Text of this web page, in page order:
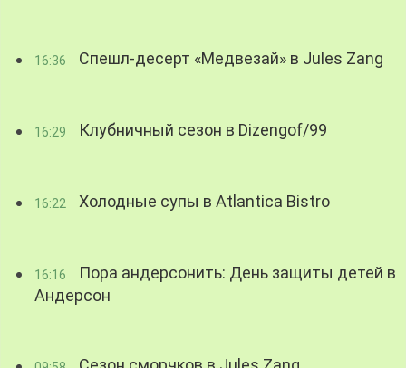
16:36 Спешл-десерт «Медвезай» в Jules Zang
16:29 Клубничный сезон в Dizengof/99
16:22 Холодные супы в Atlantica Bistro
16:16
Пора андерсонить: День защиты детей в
Андерсон